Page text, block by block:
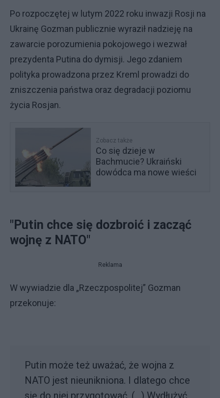
Po rozpoczętej w lutym 2022 roku inwazji Rosji na
Ukrainę Gozman publicznie wyraził nadzieję na
zawarcie porozumienia pokojowego i wezwał
prezydenta Putina do dymisji. Jego zdaniem
polityka prowadzona przez Kreml prowadzi do
zniszczenia państwa oraz degradacji poziomu
życia Rosjan.
Zobacz także
Co się dzieje w
Bachmucie? Ukraiński
dowódca ma nowe wieści
"Putin chce się dozbroić i zacząć
wojnę z NATO"
Reklama
W wywiadzie dla „Rzeczpospolitej” Gozman
przekonuje:
Putin może też uważać, że wojna z
NATO jest nieunikniona. I dlatego chce
się do niej przygotować. (...) Wydłużyć